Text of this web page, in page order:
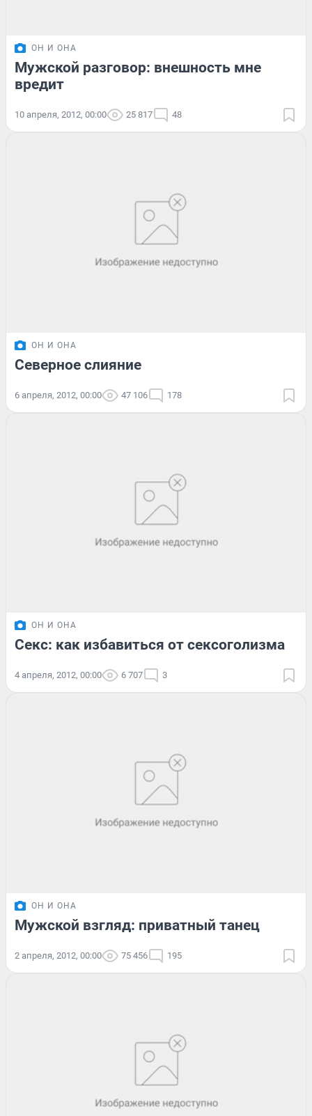
ОН И ОНА
Мужской разговор: внешность мне
вредит
10 апреля, 2012, 00:00 25 817 48
ОН И ОНА
Северное слияние
6 апреля, 2012, 00:00 47 106 178
ОН И ОНА
Секс: как избавиться от сексоголизма
4 апреля, 2012, 00:00 6 707 3
ОН И ОНА
Мужской взгляд: приватный танец
2 апреля, 2012, 00:00 75 456 195